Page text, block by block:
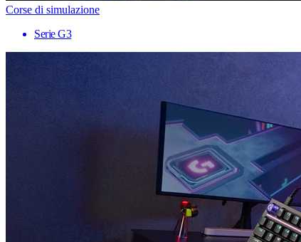
Corse di simulazione
Serie G3